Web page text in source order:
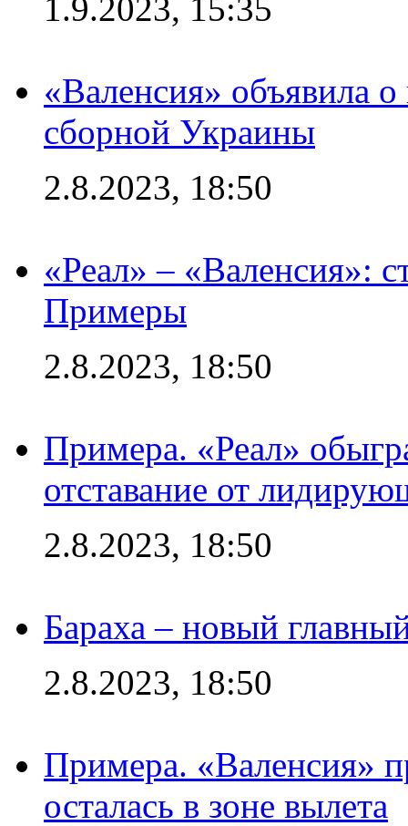
1.9.2023, 15:35
«Валенсия» объявила
сборной Украины
2.8.2023, 18:50
«Реал» – «Валенсия»:
Примеры
2.8.2023, 18:50
Примера. «Реал»
отставание от
2.8.2023, 18:50
Бараха – новый
2.8.2023, 18:50
Примера. «Валенсия»
осталась в зоне вылета